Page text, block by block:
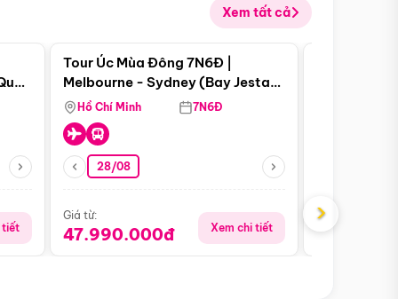
Xem tất cả
tiết
Điểm nổi bật
Tour Úc Mùa Đông 7N6Đ |
Melbourne - Sydney (Bay Jestar
Airways)
Hồ Chí Minh 7N6Đ
28/08
Giá từ:
47.990.000đ Xem chi tiết
Giá từ:
›